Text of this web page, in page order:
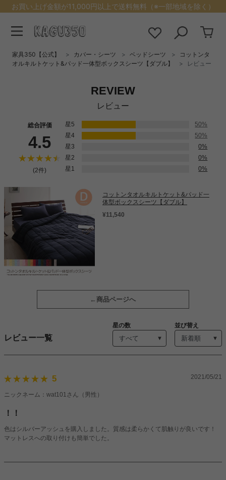
お買い上げ金額が11,000円以上で送料無料（※一部地域を除く）
家具350【公式】 カバー・シーツ ベッドシーツ
コットンタ
オルキルトケット&パッド一体型ボックスシーツ【ダブル】
レビュー
REVIEW
レビュー
コットンタオルキルトケット&パッド一
体型ボックスシーツ【ダブル】
¥11,540
総合評価
4.5
(2件)
星5
50%
星4
50%
星3
0%
星2
0%
星1
0%
商品ページへ
レビュー一覧
星の数 並び替え
5 2021/05/21
ニックネーム：wat101さん（男性）
！！
色はシルバーアッシュを購入しました。質感は柔らかくて肌触りが良いです！
マットレスへの取り付けも簡単でした。